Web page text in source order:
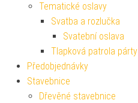
Tematické oslavy
Svatba a rozlučka
Svatební oslava
Tlapková patrola párty
Předobjednávky
Stavebnice
Dřevěné stavebnice